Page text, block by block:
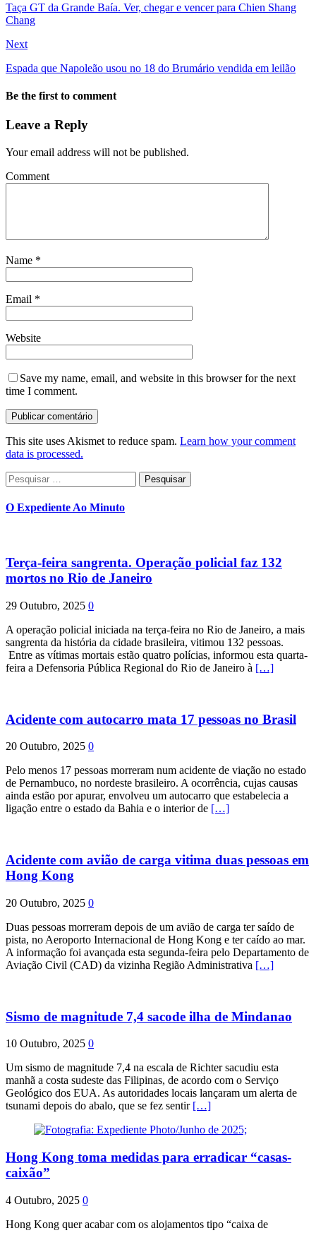
Taça GT da Grande Baía. Ver, chegar e vencer para Chien Shang
Chang
Next
Espada que Napoleão usou no 18 do Brumário vendida em leilão
Be the first to comment
Leave a Reply
Your email address will not be published.
Comment
Name *
Email *
Website
Save my name, email, and website in this browser for the next
time I comment.
This site uses Akismet to reduce spam. Learn how your comment
data is processed.
Pesquisar
por:
O Expediente Ao Minuto
Terça-feira sangrenta. Operação policial faz 132
mortos no Rio de Janeiro
29 Outubro, 2025 0
A operação policial iniciada na terça-feira no Rio de Janeiro, a mais
sangrenta da história da cidade brasileira, vitimou 132 pessoas.
Entre as vítimas mortais estão quatro polícias, informou esta quarta-
feira a Defensoria Pública Regional do Rio de Janeiro à […]
Acidente com autocarro mata 17 pessoas no Brasil
20 Outubro, 2025 0
Pelo menos 17 pessoas morreram num acidente de viação no estado
de Pernambuco, no nordeste brasileiro. A ocorrência, cujas causas
ainda estão por apurar, envolveu um autocarro que estabelecia a
ligação entre o estado da Bahia e o interior de […]
Acidente com avião de carga vitima duas pessoas em
Hong Kong
20 Outubro, 2025 0
Duas pessoas morreram depois de um avião de carga ter saído de
pista, no Aeroporto Internacional de Hong Kong e ter caído ao mar.
A informação foi avançada esta segunda-feira pelo Departamento de
Aviação Civil (CAD) da vizinha Região Administrativa […]
Sismo de magnitude 7,4 sacode ilha de Mindanao
10 Outubro, 2025 0
Um sismo de magnitude 7,4 na escala de Richter sacudiu esta
manhã a costa sudeste das Filipinas, de acordo com o Serviço
Geológico dos EUA. As autoridades locais lançaram um alerta de
tsunami depois do abalo, que se fez sentir […]
Hong Kong toma medidas para erradicar “casas-
caixão”
4 Outubro, 2025 0
Hong Kong quer acabar com os alojamentos tipo “caixa de